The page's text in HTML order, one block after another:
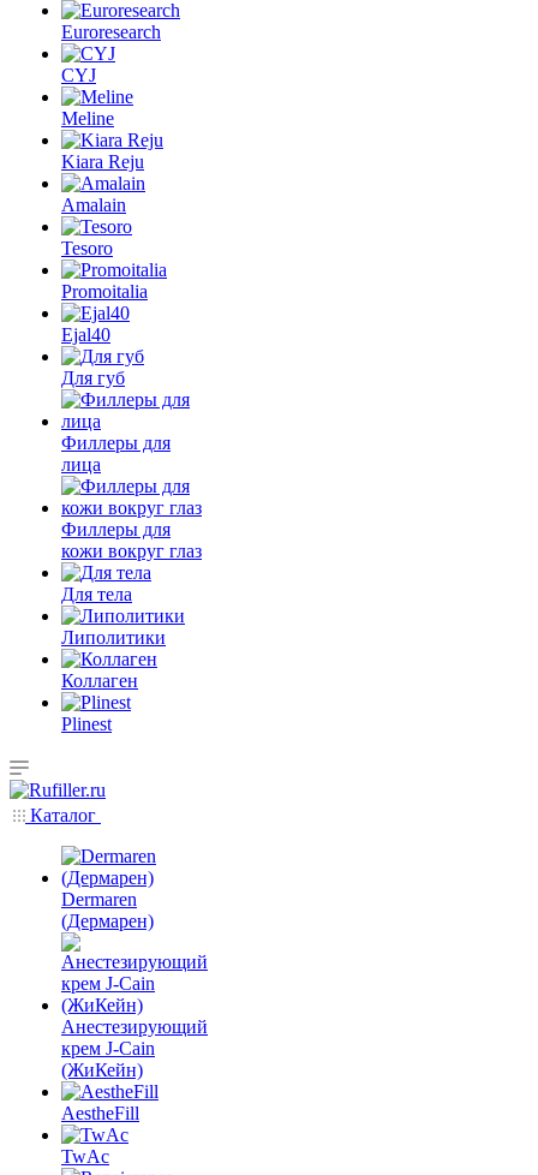
Euroresearch
CYJ
Meline
Kiara Reju
Amalain
Tesoro
Promoitalia
Ejal40
Для губ
Филлеры для
лица
Филлеры для
кожи вокруг глаз
Для тела
Липолитики
Коллаген
Plinest
Каталог
Dermaren
(Дермарен)
Анестезирующий
крем J-Cain
(ЖиКейн)
AestheFill
TwAc